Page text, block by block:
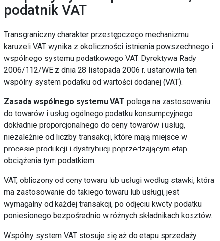
podatnik VAT
Transgraniczny charakter przestępczego mechanizmu
karuzeli VAT wynika z okoliczności istnienia powszechnego i
wspólnego systemu podatkowego VAT. Dyrektywa Rady
2006/112/WE z dnia 28 listopada 2006 r. ustanowiła ten
wspólny system podatku od wartości dodanej (VAT).
Zasada wspólnego systemu VAT polega na zastosowaniu
do towarów i usług ogólnego podatku konsumpcyjnego
dokładnie proporcjonalnego do ceny towarów i usług,
niezależnie od liczby transakcji, które mają miejsce w
procesie produkcji i dystrybucji poprzedzającym etap
obciążenia tym podatkiem.
VAT, obliczony od ceny towaru lub usługi według stawki, która
ma zastosowanie do takiego towaru lub usługi, jest
wymagalny od każdej transakcji, po odjęciu kwoty podatku
poniesionego bezpośrednio w różnych składnikach kosztów.
Wspólny system VAT stosuje się aż do etapu sprzedaży